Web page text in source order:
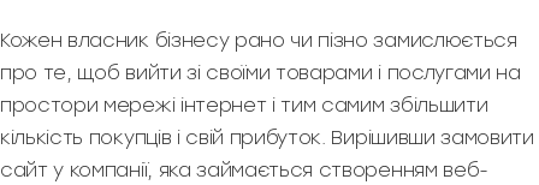
Кожен власник бізнесу рано чи пізно замислюється
про те, щоб вийти зі своїми товарами і послугами на
простори мережі інтернет і тим самим збільшити
кількість покупців і свій прибуток. Вирішивши замовити
сайт у компанії, яка займається створенням веб-